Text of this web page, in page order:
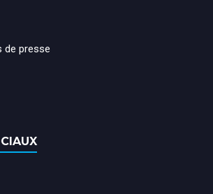
de presse